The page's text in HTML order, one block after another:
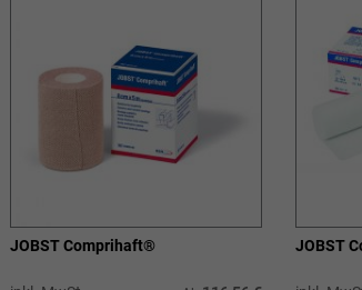
JOBST Comprihaft® JOBST